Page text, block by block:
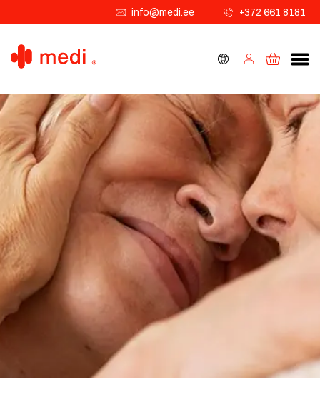
info@medi.ee +372 661 8181